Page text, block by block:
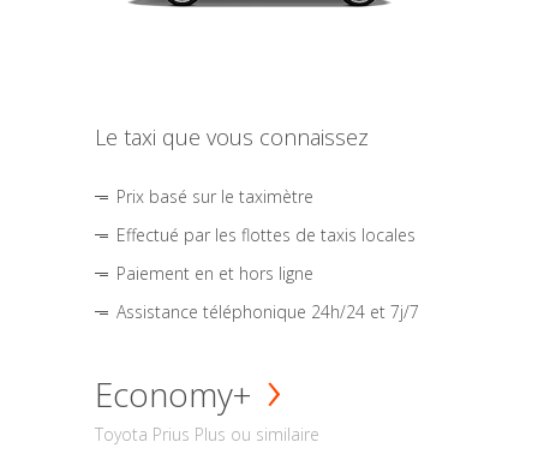
Le taxi que vous connaissez
Prix basé sur le taximètre
Effectué par les flottes de taxis locales
Paiement en et hors ligne
Assistance téléphonique 24h/24 et 7j/7
Economy+
Toyota Prius Plus ou similaire